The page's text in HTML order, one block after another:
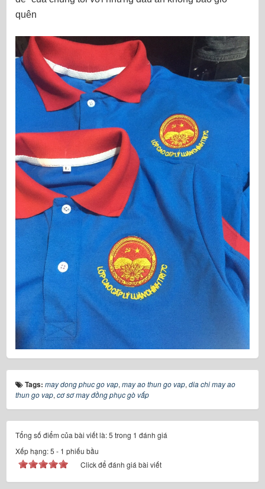
quên
Tags: may dong phuc go vap, may ao thun go vap, dia chi may ao
thun go vap, cơ sơ may đồng phục gò vấp
Tổng số điểm của bài viết là: 5 trong 1 đánh giá
Xếp hạng:5 - 1 phiếu bầu
Click để đánh giá bài viết